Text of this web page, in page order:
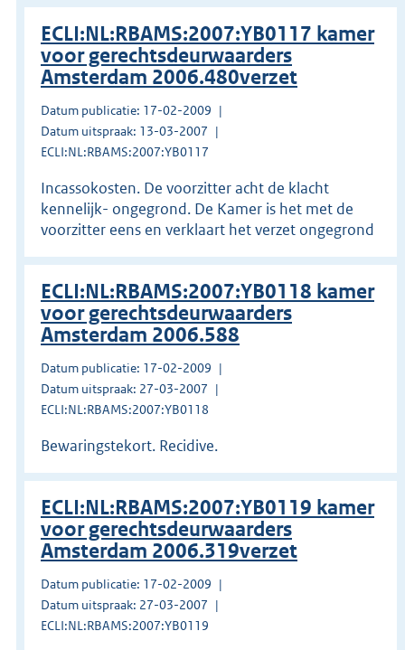
ECLI:NL:RBAMS:2007:YB0117 kamer
voor gerechtsdeurwaarders
Amsterdam 2006.480verzet
Datum publicatie: 17-02-2009
Datum uitspraak: 13-03-2007
ECLI:NL:RBAMS:2007:YB0117
Incassokosten. De voorzitter acht de klacht
kennelijk- ongegrond. De Kamer is het met de
voorzitter eens en verklaart het verzet ongegrond
ECLI:NL:RBAMS:2007:YB0118 kamer
voor gerechtsdeurwaarders
Amsterdam 2006.588
Datum publicatie: 17-02-2009
Datum uitspraak: 27-03-2007
ECLI:NL:RBAMS:2007:YB0118
Bewaringstekort. Recidive.
ECLI:NL:RBAMS:2007:YB0119 kamer
voor gerechtsdeurwaarders
Amsterdam 2006.319verzet
Datum publicatie: 17-02-2009
Datum uitspraak: 27-03-2007
ECLI:NL:RBAMS:2007:YB0119